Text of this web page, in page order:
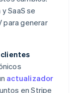
SaaS se
para generar
actualizador
en Stripe